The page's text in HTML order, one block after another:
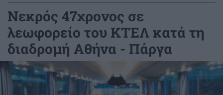
Νεκρός 47χρονος σε
λεωφορείο του ΚΤΕΛ κατά τη
διαδρομή Αθήνα - Πάργα